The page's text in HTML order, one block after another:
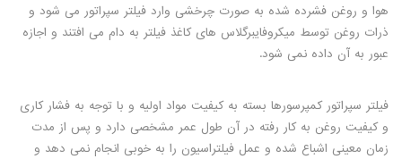
هوا و روغن فشرده شده به صورت چرخشی وارد فیلتر سپراتور می شود و
ذرات روغن توسط میکروفایبرگلاس های کاغذ فیلتر به دام می افتند و اجازه
عبور به آن داده نمی شود.
فیلتر سپراتور کمپرسورها بسته به کیفیت مواد اولیه و با توجه به فشار کاری
و کیفیت روغن به کار رفته در آن طول عمر مشخصی دارد و پس از مدت
زمان معینی اشباع شده و عمل فیلتراسیون را به خوبی انجام نمی دهد و